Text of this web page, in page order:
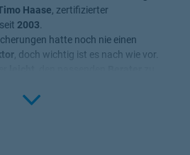
Haase, zertifizierter
seit 2003
hatte noch nie einen
, doch wichtig ist es nach wie vor.
Fragen Sie meine Kunden, über
Click to